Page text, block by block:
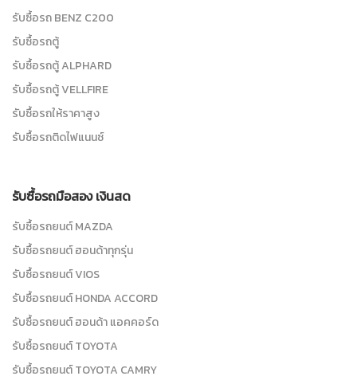
รับซื้อรถ BENZ C200
รับซื้อรถตู้
รับซื้อรถตู้ ALPHARD
รับซื้อรถตู้ VELLFIRE
รับซื้อรถให้ราคาสูง
รับซื้อรถติดไฟแนนซ์
รับซื้อรถมือสอง เงินสด
รับซื้อรถยนต์ MAZDA
รับซื้อรถยนต์ ฮอนด้าทุกรุ่น
รับซื้อรถยนต์ VIOS
รับซื้อรถยนต์ HONDA ACCORD
รับซื้อรถยนต์ ฮอนด้า แอคคอร์ด
รับซื้อรถยนต์ TOYOTA
รับซื้อรถยนต์ TOYOTA CAMRY